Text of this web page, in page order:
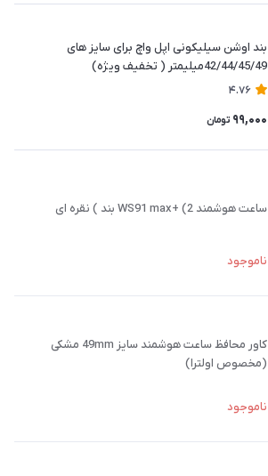
بند اوشن سیلیکونی اپل واچ برای سایز های
42/44/45/49میلیمتر ( تخفیف ویژه)
4.76
99,000 تومان
ساعت هوشمند WS91 max+ (2 بند ) نقره ای
ناموجود
کاور محافظ ساعت هوشمند سایز 49mm مشکی
(مخصوص اولترا)
ناموجود